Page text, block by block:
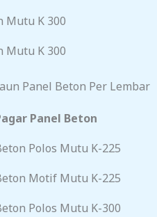
Mutu K 300
Mutu K 300
Panel Beton Per Lembar
Panel Beton
Polos Mutu K-225
Motif Mutu K-225
Polos Mutu K-300